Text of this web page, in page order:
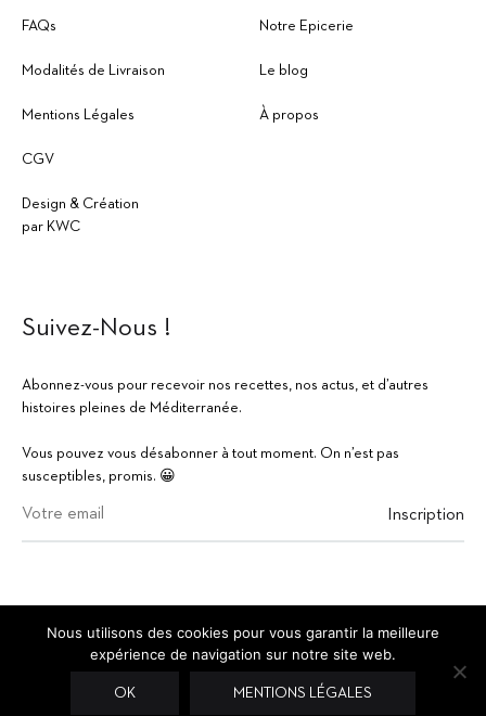
FAQs
Modalités de Livraison
Mentions Légales
CGV
Design & Création
par KWC
Notre Epicerie
Le blog
À propos
Suivez-Nous !
Abonnez-vous pour recevoir nos recettes, nos actus, et d’autres
histoires pleines de Méditerranée.
Vous pouvez vous désabonner à tout moment. On n’est pas
susceptibles, promis. 😀
©Copyright 2020 | Bababahri | Tous droits réservés
EUR
Nous utilisons des cookies pour vous garantir la meilleure
expérience de navigation sur notre site web.
OK MENTIONS LÉGALES